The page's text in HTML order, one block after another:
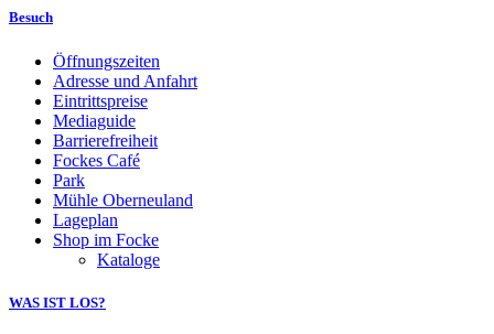
Besuch
Öffnungszeiten
Adresse und Anfahrt
Eintrittspreise
Mediaguide
Barrierefreiheit
Fockes Café
Park
Mühle Oberneuland
Lageplan
Shop im Focke
Kataloge
WAS IST LOS?